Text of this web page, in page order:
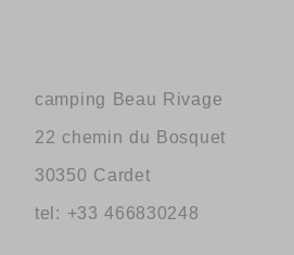
camping Beau Rivage
22 chemin du Bosquet
30350 Cardet
tel: +33 466830248